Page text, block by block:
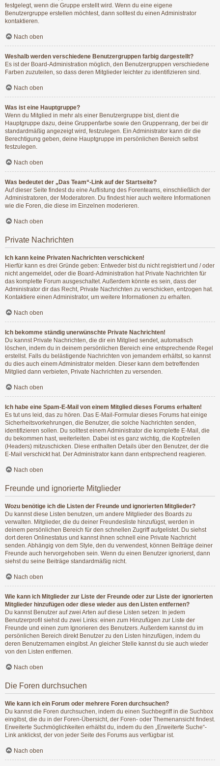
festgelegt, wenn die Gruppe erstellt wird. Wenn du eine eigene
Benutzergruppe erstellen möchtest, dann solltest du einen Administrator
kontaktieren.
Nach oben
Weshalb werden verschiedene Benutzergruppen farbig dargestellt?
Es ist der Board-Administration möglich, den Benutzergruppen verschiedene
Farben zuzuteilen, so dass deren Mitglieder leichter zu identifizieren sind.
Nach oben
Was ist eine Hauptgruppe?
Wenn du Mitglied in mehr als einer Benutzergruppe bist, dient die
Hauptgruppe dazu, deine Gruppenfarbe sowie den Gruppenrang, der bei dir
standardmäßig angezeigt wird, festzulegen. Ein Administrator kann dir die
Berechtigung geben, deine Hauptgruppe im persönlichen Bereich selbst
festzulegen.
Nach oben
Was bedeutet der „Das Team“-Link auf der Startseite?
Auf dieser Seite findest du eine Auflistung des Forenteams, einschließlich der
Administratoren, der Moderatoren. Du findest hier auch weitere Informationen
wie die Foren, die diese im Einzelnen moderieren.
Nach oben
Private Nachrichten
Ich kann keine Privaten Nachrichten verschicken!
Hierfür kann es drei Gründe geben: Entweder bist du nicht registriert und / oder
nicht angemeldet, oder die Board-Administration hat Private Nachrichten für
das komplette Forum ausgeschaltet. Außerdem könnte es sein, dass der
Administrator dir das Recht, Private Nachrichten zu verschicken, entzogen hat.
Kontaktiere einen Administrator, um weitere Informationen zu erhalten.
Nach oben
Ich bekomme ständig unerwünschte Private Nachrichten!
Du kannst Private Nachrichten, die dir ein Mitglied sendet, automatisch
löschen, indem du in deinem persönlichen Bereich eine entsprechende Regel
erstellst. Falls du belästigende Nachrichten von jemandem erhältst, so kannst
du dies auch einem Administrator melden. Dieser kann dem betreffenden
Mitglied dann verbieten, Private Nachrichten zu versenden.
Nach oben
Ich habe eine Spam-E-Mail von einem Mitglied dieses Forums erhalten!
Es tut uns leid, das zu hören. Das E-Mail-Formular dieses Forums hat einige
Sicherheitsvorkehrungen, die Benutzer, die solche Nachrichten senden,
identifizieren sollen. Du solltest einem Administrator die komplette E-Mail, die
du bekommen hast, weiterleiten. Dabei ist es ganz wichtig, die Kopfzeilen
(Headers) mitzuschicken. Diese enthalten Details über den Benutzer, der die
E-Mail verschickt hat. Der Administrator kann dann entsprechend reagieren.
Nach oben
Freunde und ignorierte Mitglieder
Wozu benötige ich die Listen der Freunde und ignorierten Mitglieder?
Du kannst diese Listen benutzen, um andere Mitglieder des Boards zu
verwalten. Mitglieder, die du deiner Freundesliste hinzufügst, werden in
deinem persönlichen Bereich für den schnellen Zugriff aufgelistet. Du siehst
dort deren Onlinestatus und kannst ihnen schnell eine Private Nachricht
senden. Abhängig von dem Style, den du verwendest, können Beiträge deiner
Freunde auch hervorgehoben sein. Wenn du einen Benutzer ignorierst, dann
siehst du seine Beiträge standardmäßig nicht.
Nach oben
Wie kann ich Mitglieder zur Liste der Freunde oder zur Liste der ignorierten
Mitglieder hinzufügen oder diese wieder aus den Listen entfernen?
Du kannst Benutzer auf zwei Arten auf diese Listen setzen: In jedem
Benutzerprofil siehst du zwei Links: einen zum Hinzufügen zur Liste der
Freunde und einen zum Ignorieren des Benutzers. Außerdem kannst du im
persönlichen Bereich direkt Benutzer zu den Listen hinzufügen, indem du
deren Benutzernamen eingibst. An gleicher Stelle kannst du sie auch wieder
von den Listen entfernen.
Nach oben
Die Foren durchsuchen
Wie kann ich ein Forum oder mehrere Foren durchsuchen?
Du kannst die Foren durchsuchen, indem du einen Suchbegriff in die Suchbox
eingibst, die du in der Foren-Übersicht, der Foren- oder Themenansicht findest.
Erweiterte Suchmöglichkeiten erhältst du, indem du den „Erweiterte Suche“-
Link anklickst, der von jeder Seite des Forums aus verfügbar ist.
Nach oben